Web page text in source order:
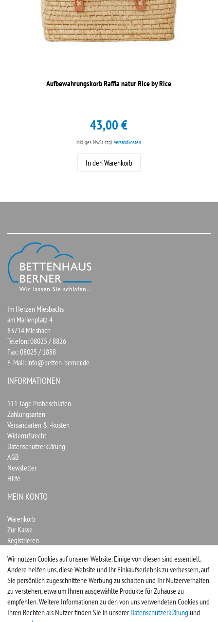
Aufbewahrungskorb Raffia natur Rice by Rice
43,00 €
inkl. ges. MwSt.zzgl.Versandkosten
In den Warenkorb
Im Herzen Miesbachs
am Marienplatz 4
83714 Miesbach
Telefon: 08025 / 8826
Fax: 08025 / 1888
E-Mail: info@betten-berner.de
INFORMATIONEN
111 Tage Probeschlafen
Zahlungsarten
Versandarten & -kosten
Widerrufsrecht
Datenschutzerklärung
AGB
Newsletter
Hilfe
MEIN KONTO
Warenkorb
Zur Kasse
Registrieren
Vertrag widerrufen
UNTERNEHMEN
Kontakt
Wir nutzen Cookies auf unserer Website. Einige von diesen sind essentiell.
Andere helfen uns, diese Website und Ihr Einkaufserlebnis zu verbessern, auf
Sie persönlich zugeschnittene Werbung zu schalten und Ihr Nutzerverhalten
zu verstehen, etwa um Ihnen ausgewählte Produkte für Zuhause zu
empfehlen. Weitere Informationen zu den von uns verwendeten Cookies und
Ihren Rechten als Nutzer finden Sie in unsererDaten­schutz­erklärung und